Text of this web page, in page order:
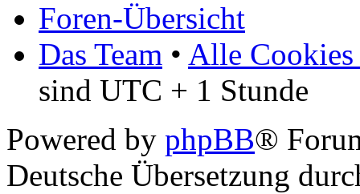
Foren-Übersicht
Das Team • Alle Cookies
sind UTC + 1 Stunde
Powered by phpBB®
Deutsche Übersetzung